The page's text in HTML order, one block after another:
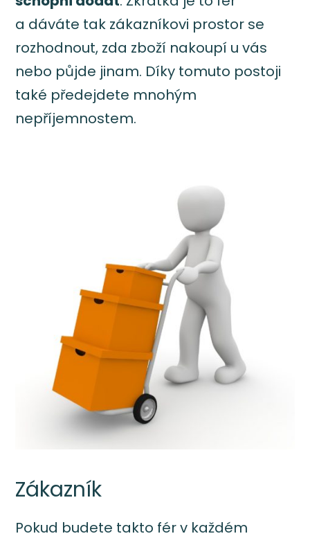
a dáváte tak zákazníkovi prostor se
rozhodnout, zda zboží nakoupí u vás
nebo půjde jinam. Díky tomuto postoji
také předejdete mnohým
nepříjemnostem.
Zákazník
Pokud budete takto fér v každém